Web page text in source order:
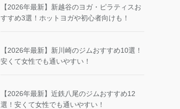
【2026年最新】新越谷のヨガ・ピラティスお
すすめ3選！ホットヨガや初心者向けも！
【2026年最新】新川崎のジムおすすめ10選！
安くて女性でも通いやすい！
【2026年最新】近鉄八尾のジムおすすめ12
選！安くて女性でも通いやすい！